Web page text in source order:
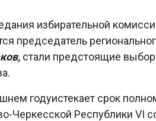
избирательной
председатель
стали предстоящие
годуистекает срок
Черкесской Республики VI